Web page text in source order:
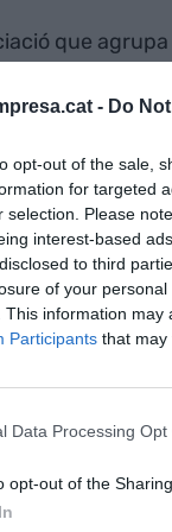
- Do
opt-out of the sale,
for targeted
selection. Please
interest-based
to third
of your
This information
Participants that may
Data Processing Opt
opt-out of the
que
també hi
i conseller
de
Picasso Labs,
Vivian Chan,
ser el nou
Anjali Sud
;
Citi,James
els